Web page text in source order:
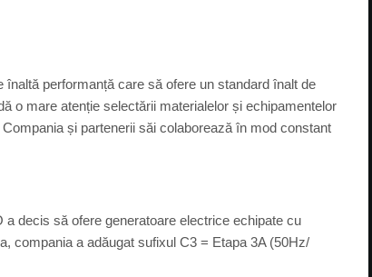
performanță care să ofere un standard înalt de
o mare atenție selectării materialelor și echipamentelor
și partenerii săi colaborează în mod constant
decis să ofere generatoare electrice echipate cu
compania a adăugat sufixul C3 = Etapa 3A (50Hz/